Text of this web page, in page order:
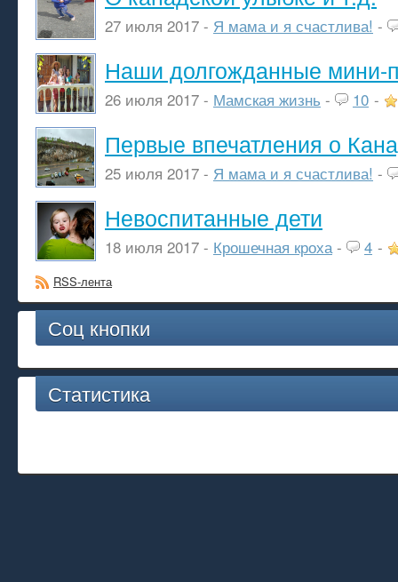
27 июля 2017 - Я мама и я счастлива! -
Наши долгожданные мини-
26 июля 2017 - Мамская жизнь - 10 -
Первые впечатления о
25 июля 2017 - Я мама и я счастлива! -
Невоспитанные дети
18 июля 2017 - Крошечная кроха- 4 -
RSS-лента
Соц кнопки
Статистика